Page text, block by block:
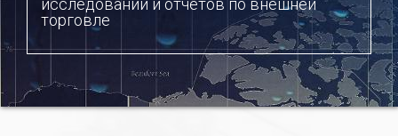
исследований и отчетов по внешней
торговле